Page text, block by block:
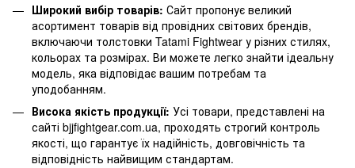
Широкий вибір товарів: Сайт пропонує великий
асортимент товарів від провідних світових брендів,
включаючи толстовки Tatami Fightwear у різних стилях,
кольорах та розмірах. Ви можете легко знайти ідеальну
модель, яка відповідає вашим потребам та
уподобанням.
Висока якість продукції: Усі товари, представлені на
сайті bjjfightgear.com.ua, проходять строгий контроль
якості, що гарантує їх надійність, довговічність та
відповідність найвищим стандартам.